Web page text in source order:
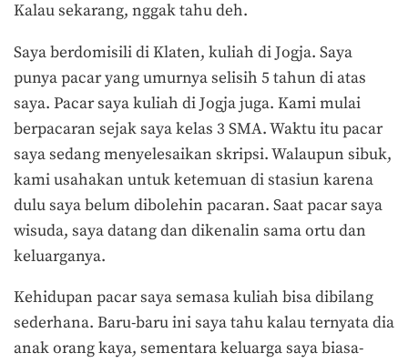
Kalau sekarang, nggak tahu deh.
Saya berdomisili di Klaten, kuliah di Jogja. Saya
punya pacar yang umurnya selisih 5 tahun di atas
saya. Pacar saya kuliah di Jogja juga. Kami mulai
berpacaran sejak saya kelas 3 SMA. Waktu itu pacar
saya sedang menyelesaikan skripsi. Walaupun sibuk,
kami usahakan untuk ketemuan di stasiun karena
dulu saya belum dibolehin pacaran. Saat pacar saya
wisuda, saya datang dan dikenalin sama ortu dan
keluarganya.
Kehidupan pacar saya semasa kuliah bisa dibilang
sederhana. Baru-baru ini saya tahu kalau ternyata dia
anak orang kaya, sementara keluarga saya biasa-